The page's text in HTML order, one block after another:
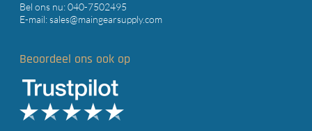
Bel ons nu:040-7502495
E-mail:sales@maingearsupply.com
Beoordeel ons ook op